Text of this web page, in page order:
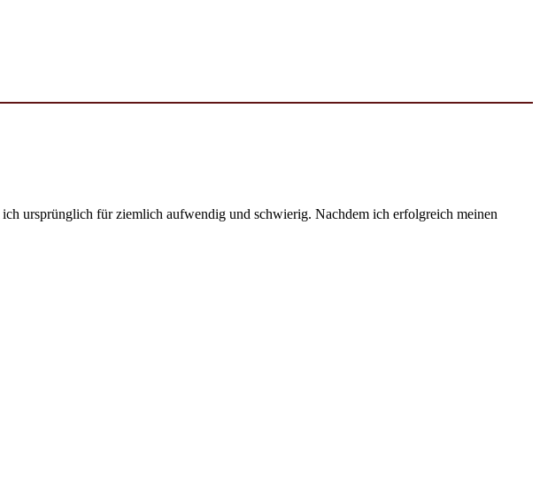
ursprünglich für ziemlich aufwendig und schwierig. Nachdem ich erfolgreich meinen